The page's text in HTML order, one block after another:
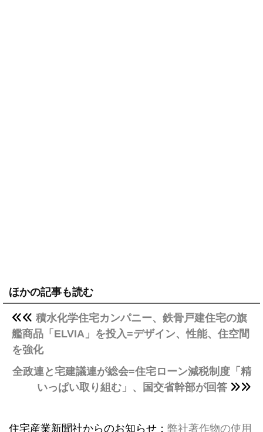
ほかの記事も読む
積水化学住宅カンパニー、鉄骨戸建住宅の旗
艦商品「ELVIA」を投入=デザイン、性能、住空間
を強化
全政連と宅建議連が総会=住宅ローン減税制度「精
いっぱい取り組む」、国交省幹部が回答
住宅産業新聞社からのお知らせ： 弊社著作物の使用